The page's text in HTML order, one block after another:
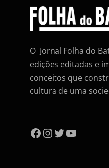
O Jornal Folha do
edições editadas e
conceitos que
cultura de uma
Facebook
Instagram
Twitter
YouTube